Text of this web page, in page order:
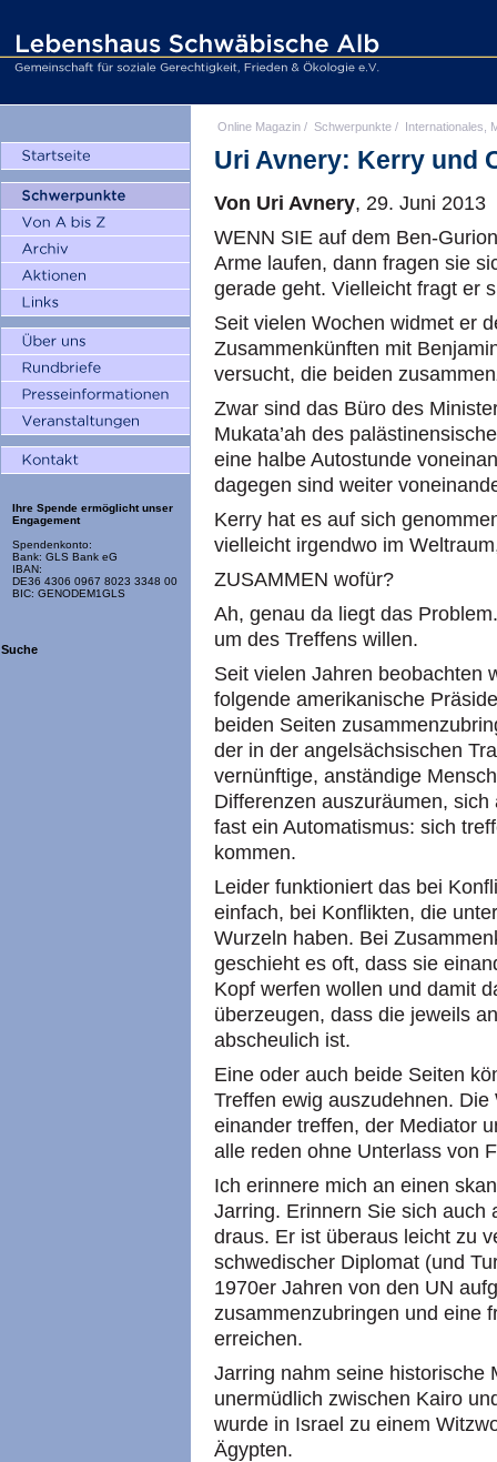
Ihre Spende ermöglicht unser
Engagement
Spendenkonto:
Bank: GLS Bank eG
IBAN:
DE36 4306 0967 8023 3348 00
BIC: GENODEM1GLS
Suche
Online Magazin / Schwerpunkte / Internationales,
Uri Avnery: Kerry und
Von Uri Avnery, 29. Juni 2013
WENN SIE auf dem Ben-
Arme laufen, dann fragen sie
gerade geht. Vielleicht fragt er
Seit vielen Wochen widmet er
Zusammenkünften mit
versucht, die beiden
Zwar sind das Büro des
Mukata’ah des
eine halbe Autostunde
dagegen sind weiter
Kerry hat es auf sich
vielleicht irgendwo im
ZUSAMMEN wofür?
Ah, genau da liegt das
um des Treffens willen.
Seit vielen Jahren beobachten
folgende amerikanische
beiden Seiten
der in der angelsächsischen
vernünftige, anständige
Differenzen auszuräumen,
fast ein Automatismus: sich
kommen.
Leider funktioniert das bei
einfach, bei Konflikten, die
Wurzeln haben. Bei
geschieht es oft, dass sie
Kopf werfen wollen und damit
überzeugen, dass die jeweils
abscheulich ist.
Eine oder auch beide Seiten
Treffen ewig auszudehnen.
einander treffen, der Mediator
alle reden ohne Unterlass von
Ich erinnere mich an einen
Jarring. Erinnern Sie sich auch
draus. Er ist überaus leicht zu
schwedischer Diplomat (und
1970er Jahren von den UN
zusammenzubringen und eine
erreichen.
Jarring nahm seine historische
unermüdlich zwischen Kairo
wurde in Israel zu einem
Ägypten.